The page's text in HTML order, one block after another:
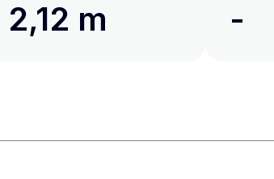
2,12 m -